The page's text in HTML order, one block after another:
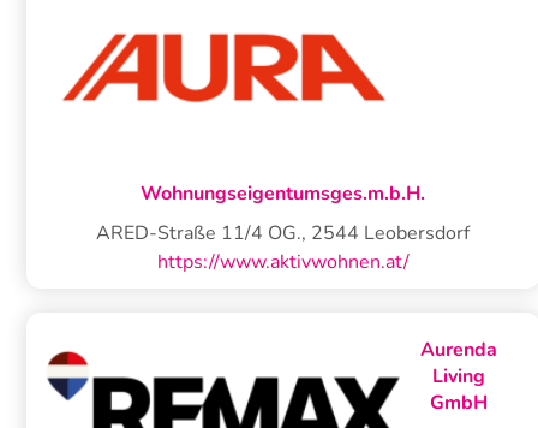
Wohnungseigentumsges.m.b.H.
ARED-Straße 11/4 OG., 2544 Leobersdorf
https://www.aktivwohnen.at/
Aurenda
Living
GmbH